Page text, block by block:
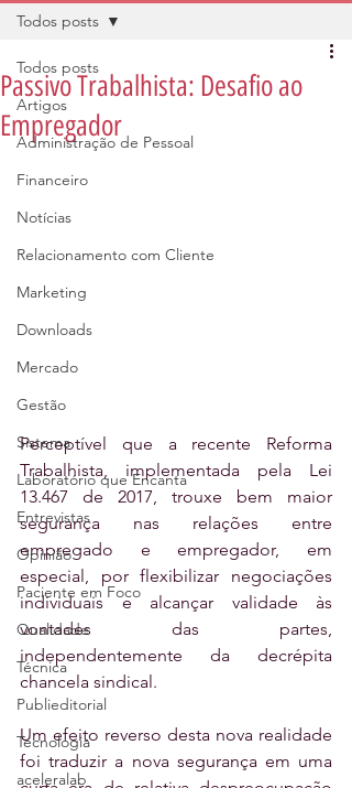
Todos posts
Artigos
Administração de Pessoal
Financeiro
Notícias
Relacionamento com Cliente
Marketing
Downloads
Mercado
Gestão
Sistema
Laboratório que Encanta
Entrevistas
Opinião
Paciente em Foco
Qualidade
Técnica
Publieditorial
Tecnologia
aceleralab
Todos posts
Passivo Trabalhista: Desafio ao
Empregador
Perceptível que a recente Reforma
Trabalhista, implementada pela Lei
13.467 de 2017, trouxe bem maior
segurança nas relações entre
empregado e empregador, em
especial, por flexibilizar negociações
individuais e alcançar validade às
vontades das partes,
independentemente da decrépita
chancela sindical.
Um efeito reverso desta nova realidade
foi traduzir a nova segurança em uma